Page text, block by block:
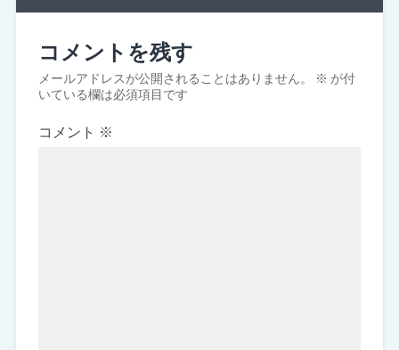
コメントを残す
メールアドレスが公開されることはありません。 ※ が付
いている欄は必須項目です
コメント ※